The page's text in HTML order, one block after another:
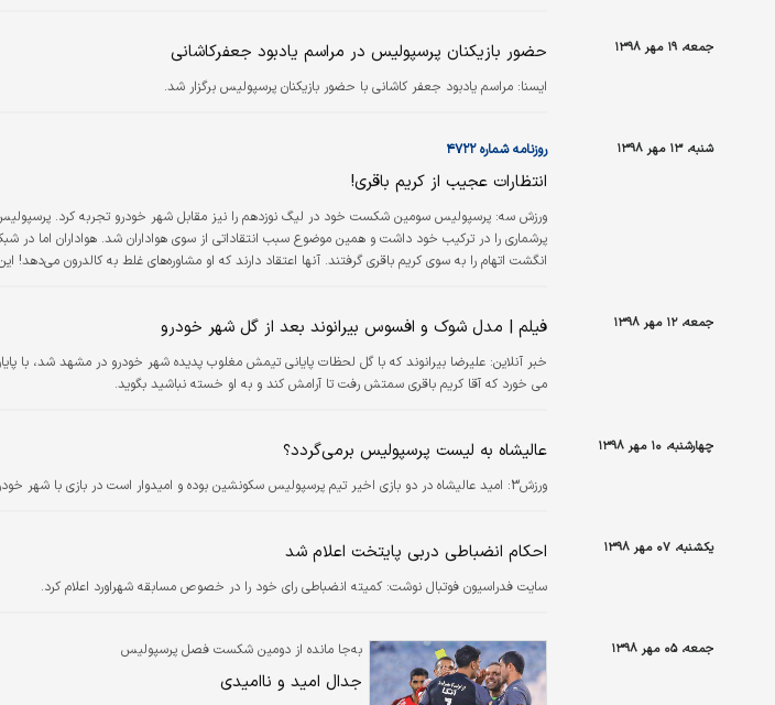
جمعه، ۱۹ مهر ۱۳۹۸ حضور بازیکنان پرسپولیس در مراسم یادبود جعفرکاشانی
ايسنا: مراسم یادبود جعفر کاشانی با حضور بازیکنان پرسپولیس برگزار شد.
شنبه، ۱۳ مهر ۱۳۹۸ روزنامه شماره ۴۷۲۲
انتظارات عجیب از کریم باقری!
ورزش سه: پرسپولیس سومین شکست خود در لیگ نوزدهم را نیز مقابل شهر خودرو تجربه کرد. پرسپولیس
پرشماری را در ترکیب خود داشت و همین موضوع سبب انتقاداتی از سوی هواداران شد. هواداران اما در
انگشت اتهام را به سوی کریم باقری گرفتند. آنها اعتقاد دارند که او مشاوره‌های غلط به کالدرون می‌دهد!
جمعه، ۱۲ مهر ۱۳۹۸ فیلم | مدل شوک و افسوس بیرانوند بعد از گل شهر خودرو
خبر آنلاین: علیرضا بیرانوند که با گل لحظات پایانی تیمش مغلوب پدیده شهر خودرو در مشهد شد، با
می خورد که آقا کریم باقری سمتش رفت تا آرامش کند و به او خسته نباشید بگوید.
چهارشنبه، ۱۰ مهر ۱۳۹۸ عالیشاه به لیست پرسپولیس برمی‌گردد؟
ورزش3: امید عالیشاه در دو بازی اخیر تیم پرسپولیس سکونشین بوده و امیدوار است در بازی با شهر
یکشنبه، ۰۷ مهر ۱۳۹۸ احکام انضباطی دربی پایتخت اعلام شد
سایت فدراسیون فوتبال نوشت: کمیته انضباطی رای خود را در خصوص مسابقه شهراورد اعلام کرد.
جمعه، ۰۵ مهر ۱۳۹۸ به‌جا مانده از دومین شکست فصل پرسپولیس
جدال امید و ناامیدی